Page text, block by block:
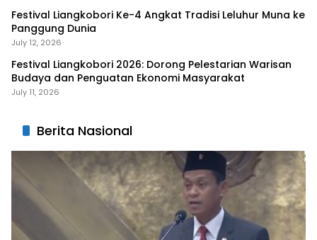
Festival Liangkobori Ke-4 Angkat Tradisi Leluhur Muna ke
Panggung Dunia
July 12, 2026
Festival Liangkobori 2026: Dorong Pelestarian Warisan
Budaya dan Penguatan Ekonomi Masyarakat
July 11, 2026
Berita Nasional